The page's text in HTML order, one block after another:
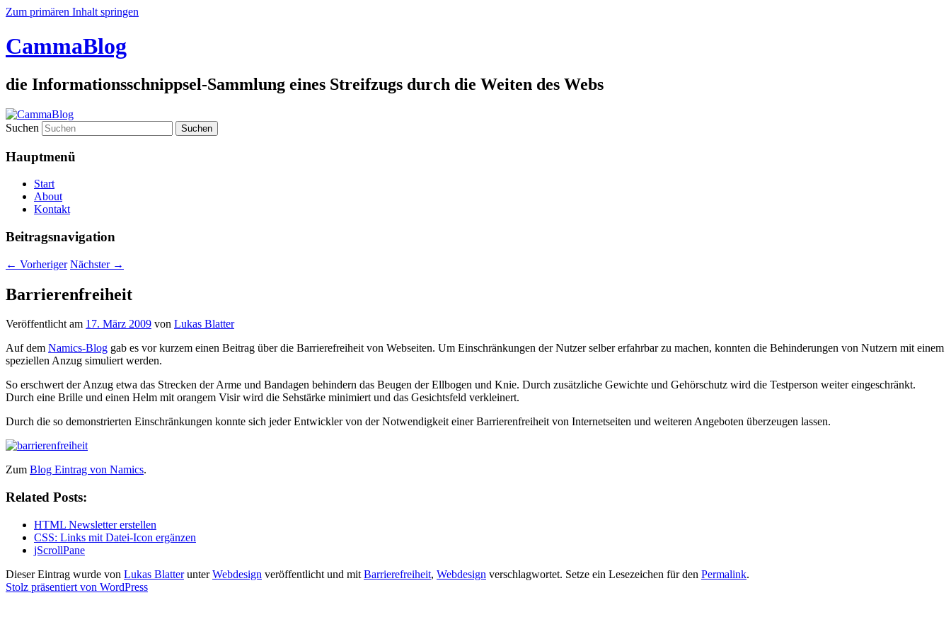
Zum primären Inhalt springen
CammaBlog
die Informationsschnippsel-Sammlung eines Streifzugs durch die Weiten des Webs
Suchen
Hauptmenü
Start
About
Kontakt
Beitragsnavigation
← Vorheriger Nächster →
Barrierenfreiheit
Veröffentlicht am 17. März 2009 von Lukas Blatter
Auf dem Namics-Blog gab es vor kurzem einen Beitrag über die Barrierefreiheit von Webseiten. Um Einschränkungen der Nutzer selber erfahrbar zu machen, konnten die Behinderungen von Nutzern mit einem
speziellen Anzug simuliert werden.
So erschwert der Anzug etwa das Strecken der Arme und Bandagen behindern das Beugen der Ellbogen und Knie. Durch zusätzliche Gewichte und Gehörschutz wird die Testperson weiter eingeschränkt.
Durch eine Brille und einen Helm mit orangem Visir wird die Sehstärke minimiert und das Gesichtsfeld verkleinert.
Durch die so demonstrierten Einschränkungen konnte sich jeder Entwickler von der Notwendigkeit einer Barrierenfreiheit von Internetseiten und weiteren Angeboten überzeugen lassen.
Zum Blog Eintrag von Namics.
Related Posts:
HTML Newsletter erstellen
CSS: Links mit Datei-Icon ergänzen
jScrollPane
Dieser Eintrag wurde von Lukas BlatterunterWebdesign veröffentlicht und mit Barrierefreiheit, Webdesign verschlagwortet. Setze ein Lesezeichen für den Permalink.
Stolz präsentiert von WordPress